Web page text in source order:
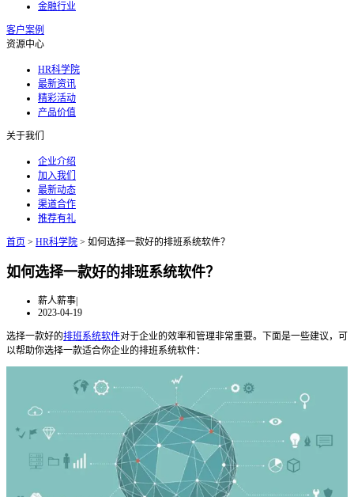
金融行业
客户案例
资源中心
HR科学院
最新资讯
精彩活动
产品价值
关于我们
企业介绍
加入我们
最新动态
渠道合作
推荐有礼
首页 > HR科学院 > 如何选择一款好的排班系统软件？
如何选择一款好的排班系统软件？
薪人薪事|
2023-04-19
选择一款好的排班系统软件对于企业的效率和管理非常重要。下面是一些建议，可
以帮助你选择一款适合你企业的排班系统软件：